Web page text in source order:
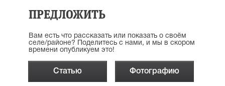
ПРЕДЛОЖИТЬ
Вам есть что рассказать или показать о своём
селе/районе? Поделитесь с нами, и мы в скором
времени опубликуем это!
Статью Фотографию